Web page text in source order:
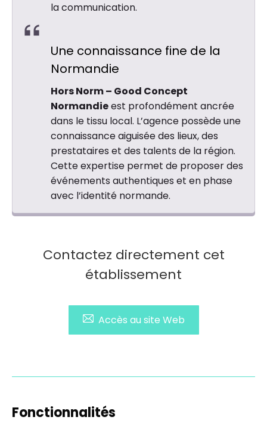
la communication.
Une connaissance fine de la
Normandie
Hors Norm – Good Concept
Normandieest profondément ancrée
dans le tissu local. L’agence possède une
connaissance aiguisée des lieux, des
prestataires et des talents de la région.
Cette expertise permet de proposer des
événements authentiques et en phase
avec l’identité normande.
Contactez directement cet
établissement
Accès au site Web
Fonctionnalités